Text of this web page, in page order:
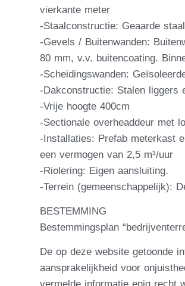
vierkante meter
-Staalconstructie: Geaarde
-Gevels / Buitenwanden:
80 mm, v.v. buitencoating.
-Scheidingswanden:
-Dakconstructie: Stalen liggers
-Vrije hoogte 400cm
-Sectionale overheaddeur met
-Installaties: Prefab meterkast
een vermogen van 2,5 m³/uur
-Riolering: Eigen aansluiting.
-Terrein (gemeenschappelijk):
BESTEMMING
Bestemmingsplan
De op deze website getoonde
aansprakelijkheid voor